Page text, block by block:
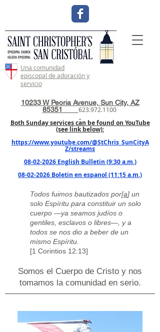
Una comunidad
episcopal de adoración y
servicio
10233 W Peoria Avenue, Sun City, AZ
85351 623.972.1100
Both Sunday services can be found on YouTube
(see link below):
https://www.youtube.com/@StChris_SunCityA
Z/streams
08-02-2026 English Bulletin (9:30 a.m.)
08-02-2026 Boletin en espanol (11:15 a.m.)
Todos fuimos bautizados por[a] un
solo Espíritu para constituir un solo
cuerpo —ya seamos judíos o
gentiles, esclavos o libres—, y a
todos se nos dio a beber de un
mismo Espíritu.
[1 Corintios 12:13]
Somos el Cuerpo de Cristo y nos
tomamos la comunidad en serio.